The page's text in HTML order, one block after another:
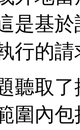
是基
行的
聽取
圍內